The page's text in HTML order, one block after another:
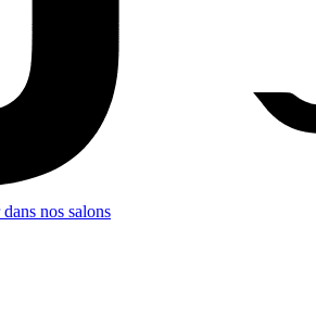
dans nos salons